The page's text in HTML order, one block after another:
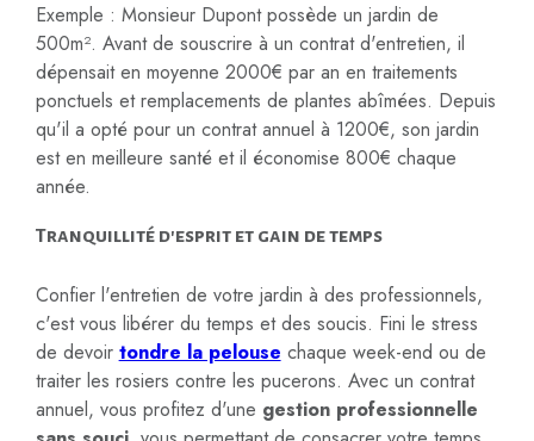
Exemple : Monsieur Dupont possède un jardin de
500m². Avant de souscrire à un contrat d'entretien, il
dépensait en moyenne 2000€ par an en traitements
ponctuels et remplacements de plantes abîmées. Depuis
qu'il a opté pour un contrat annuel à 1200€, son jardin
est en meilleure santé et il économise 800€ chaque
année.
Tranquillité d'esprit et gain de temps
Confier l'entretien de votre jardin à des professionnels,
c'est vous libérer du temps et des soucis. Fini le stress
de devoir tondre la pelouse chaque week-end ou de
traiter les rosiers contre les pucerons. Avec un contrat
annuel, vous profitez d'une gestion professionnelle